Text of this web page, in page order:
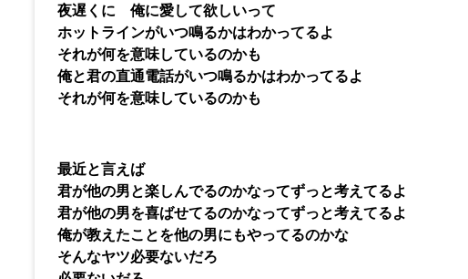
夜遅くに 俺に愛して欲しいって
ホットラインがいつ鳴るかはわかってるよ
それが何を意味しているのかも
俺と君の直通電話がいつ鳴るかはわかってるよ
それが何を意味しているのかも
最近と言えば
君が他の男と楽しんでるのかなってずっと考えてるよ
君が他の男を喜ばせてるのかなってずっと考えてるよ
俺が教えたことを他の男にもやってるのかな
そんなヤツ必要ないだろ